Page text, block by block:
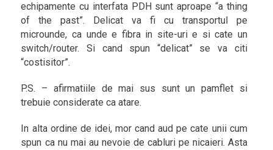
echipamente cu interfata PDH sunt aproape “a thing
of the past”. Delicat va fi cu transportul pe
microunde, ca unde e fibra in site-uri e si cate un
switch/router. Si cand spun “delicat” se va citi
“costisitor”.
P.S. – afirmatiile de mai sus sunt un pamflet si
trebuie considerate ca atare.
In alta ordine de idei, mor cand aud pe cate unii cum
spun ca nu mai au nevoie de cabluri pe nicaieri. Asta